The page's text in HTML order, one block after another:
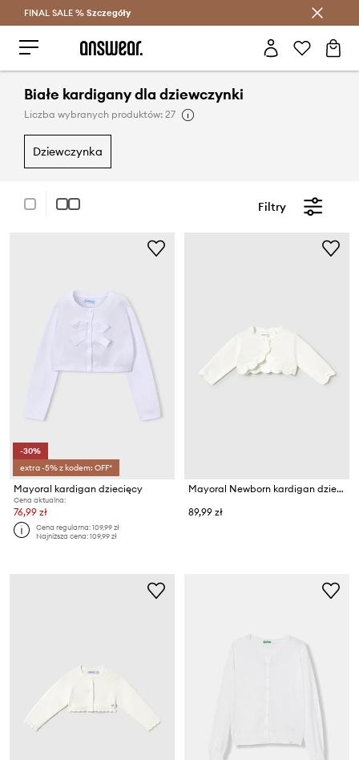
Oszczędzaj z Answear Club >
FINAL SALE % Szczegóły
Białe kardigany dla dziewczynki
Liczba wybranych produktów: 27
dziewczynka
Filtry
-30%
extra -5% z kodem: OFF*
Mayoral kardigan dziecięcy
Cena aktualna:
76,99 zł
Cena regularna:109,99 zł
Najniższa cena:109,99 zł
Mayoral Newborn kardigan dziecięcy z bawełną
89,99 zł